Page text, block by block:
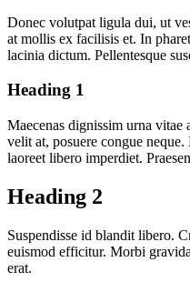
Donec volutpat ligula dui, ut
at mollis ex facilisis et. In
lacinia dictum. Pellentesque
Heading 1
Maecenas dignissim urna
velit at, posuere congue
laoreet libero imperdiet.
Heading 2
Suspendisse id blandit libero.
euismod efficitur. Morbi
erat.